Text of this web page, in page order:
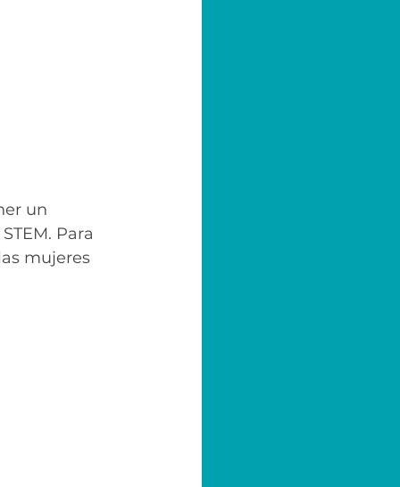
un
Para
mujeres